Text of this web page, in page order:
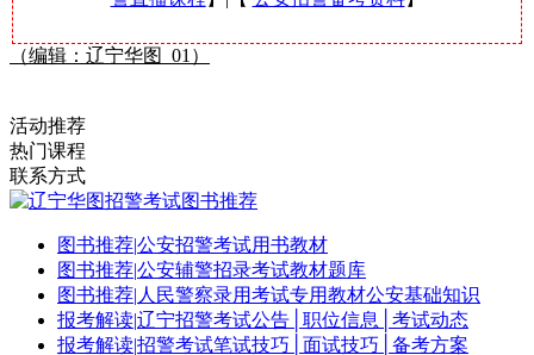
（编辑：辽宁华图_01）
活动推荐
热门课程
联系方式
图书推荐|公安招警考试用书教材
图书推荐|公安辅警招录考试教材题库
图书推荐| 人民警察录用考试专用教材公安基础知识
报考解读|辽宁招警考试公告│职位信息│考试动态
报考解读|招警考试笔试技巧│面试技巧│备考方案